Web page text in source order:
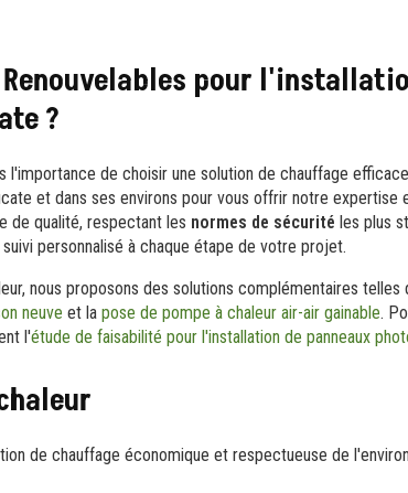
Renouvelables pour
?
l'importance de choisir une solution de chauffage
et dans ses environs pour vous offrir notre expertise
de qualité, respectant les normes de sécurité les plus
suivi personnalisé à chaque étape de votre projet.
nous proposons des solutions complémentaires telles
neuve et la pose de pompe à chaleur air-air gainable.
l'étude de faisabilité pour l'installation de panneaux
de chauffage économique et respectueuse de